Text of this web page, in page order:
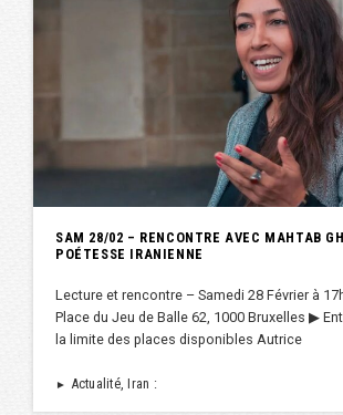
SAM 28/02 – RENCONTRE AVEC MAHTAB
POÉTESSE IRANIENNE
Lecture et rencontre – Samedi 28 Février à
Place du Jeu de Balle 62, 1000 Bruxelles ▶︎
la limite des places disponibles Autrice
► Actualité, Iran :